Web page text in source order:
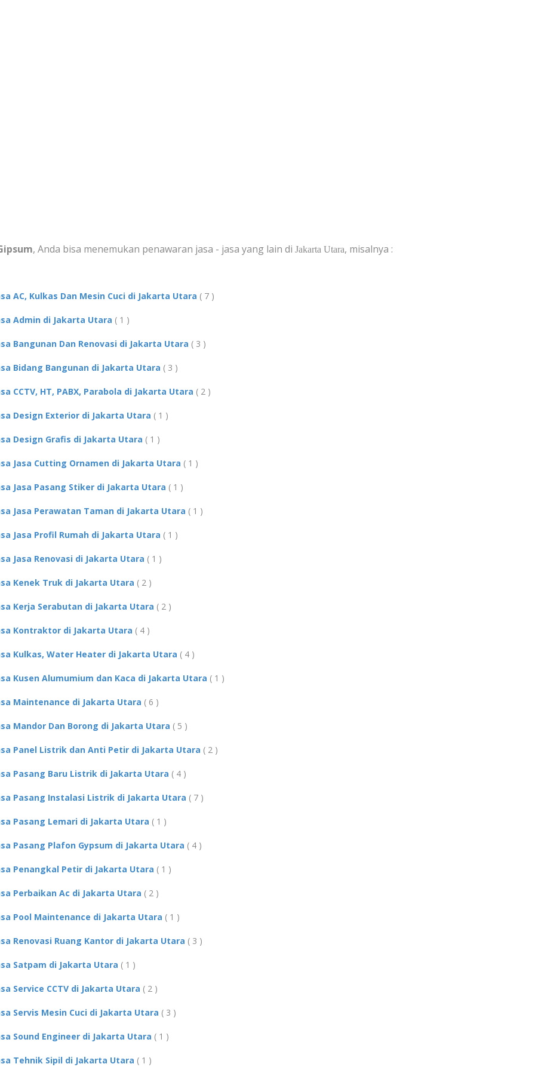
, Anda bisa menemukan penawaran jasa - jasa yang lain di Jakarta Utara, misalnya :
AC, Kulkas Dan Mesin Cuci di Jakarta Utara ( 7 )
Admin di Jakarta Utara ( 1 )
Bangunan Dan Renovasi di Jakarta Utara ( 3 )
Bidang Bangunan di Jakarta Utara ( 3 )
CCTV, HT, PABX, Parabola di Jakarta Utara ( 2 )
Design Exterior di Jakarta Utara ( 1 )
Design Grafis di Jakarta Utara ( 1 )
Jasa Cutting Ornamen di Jakarta Utara ( 1 )
Jasa Pasang Stiker di Jakarta Utara ( 1 )
Jasa Perawatan Taman di Jakarta Utara ( 1 )
Jasa Profil Rumah di Jakarta Utara ( 1 )
Jasa Renovasi di Jakarta Utara ( 1 )
Kenek Truk di Jakarta Utara ( 2 )
Kerja Serabutan di Jakarta Utara ( 2 )
Kontraktor di Jakarta Utara ( 4 )
Kulkas, Water Heater di Jakarta Utara ( 4 )
Kusen Alumumium dan Kaca di Jakarta Utara ( 1 )
Maintenance di Jakarta Utara ( 6 )
Mandor Dan Borong di Jakarta Utara ( 5 )
Panel Listrik dan Anti Petir di Jakarta Utara ( 2 )
Pasang Baru Listrik di Jakarta Utara ( 4 )
Pasang Instalasi Listrik di Jakarta Utara ( 7 )
Pasang Lemari di Jakarta Utara ( 1 )
Pasang Plafon Gypsum di Jakarta Utara ( 4 )
Penangkal Petir di Jakarta Utara ( 1 )
Perbaikan Ac di Jakarta Utara ( 2 )
Pool Maintenance di Jakarta Utara ( 1 )
Renovasi Ruang Kantor di Jakarta Utara ( 3 )
Satpam di Jakarta Utara ( 1 )
Service CCTV di Jakarta Utara ( 2 )
Servis Mesin Cuci di Jakarta Utara ( 3 )
Sound Engineer di Jakarta Utara ( 1 )
Tehnik Sipil di Jakarta Utara ( 1 )